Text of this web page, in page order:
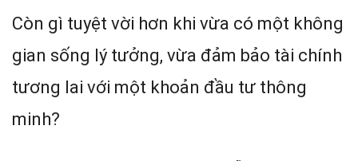
Còn gì tuyệt vời hơn khi vừa có một không
gian sống lý tưởng, vừa đảm bảo tài chính
tương lai với một khoản đầu tư thông
minh?